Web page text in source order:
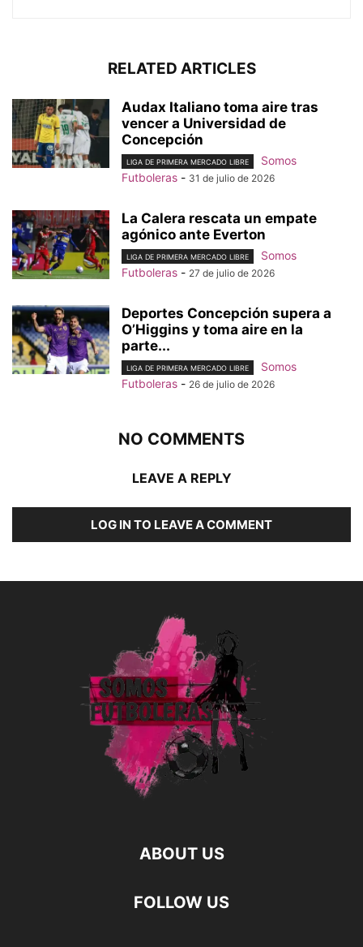
RELATED ARTICLES
Audax Italiano toma aire tras
vencer a Universidad de
Concepción
LIGA DE PRIMERA MERCADO LIBRE
Somos
Futboleras - 31 de julio de 2026
La Calera rescata un empate
agónico ante Everton
LIGA DE PRIMERA MERCADO LIBRE
Somos
Futboleras - 27 de julio de 2026
Deportes Concepción supera a
O’Higgins y toma aire en la
parte...
LIGA DE PRIMERA MERCADO LIBRE
Somos
Futboleras - 26 de julio de 2026
NO COMMENTS
LEAVE A REPLY
LOG IN TO LEAVE A COMMENT
ABOUT US
FOLLOW US